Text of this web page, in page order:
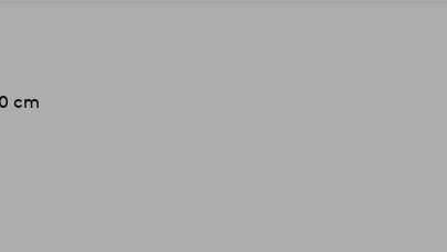
cm